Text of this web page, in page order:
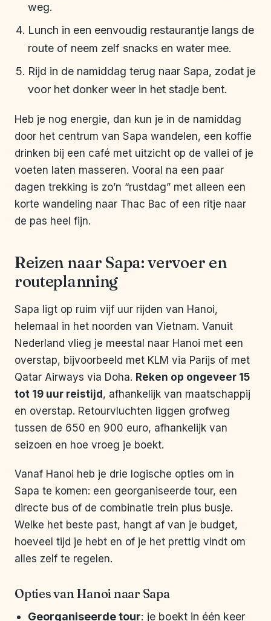
weg.
Lunch in een eenvoudig restaurantje langs de
route of neem zelf snacks en water mee.
Rijd in de namiddag terug naar Sapa, zodat je
voor het donker weer in het stadje bent.
Heb je nog energie, dan kun je in de namiddag
door het centrum van Sapa wandelen, een koffie
drinken bij een café met uitzicht op de vallei of je
voeten laten masseren. Vooral na een paar
dagen trekking is zo’n “rustdag” met alleen een
korte wandeling naar Thac Bac of een ritje naar
de pas heel fijn.
Reizen naar Sapa: vervoer en
routeplanning
Sapa ligt op ruim vijf uur rijden van Hanoi,
helemaal in het noorden van Vietnam. Vanuit
Nederland vlieg je meestal naar Hanoi met een
overstap, bijvoorbeeld met KLM via Parijs of met
Qatar Airways via Doha. Reken op ongeveer 15
tot 19 uur reistijd , afhankelijk van maatschappij
en overstap. Retourvluchten liggen grofweg
tussen de 650 en 900 euro, afhankelijk van
seizoen en hoe vroeg je boekt.
Vanaf Hanoi heb je drie logische opties om in
Sapa te komen: een georganiseerde tour, een
directe bus of de combinatie trein plus busje.
Welke het beste past, hangt af van je budget,
hoeveel tijd je hebt en of je het prettig vindt om
alles zelf te regelen.
Opties van Hanoi naar Sapa
Georganiseerde tour: je boekt in één keer